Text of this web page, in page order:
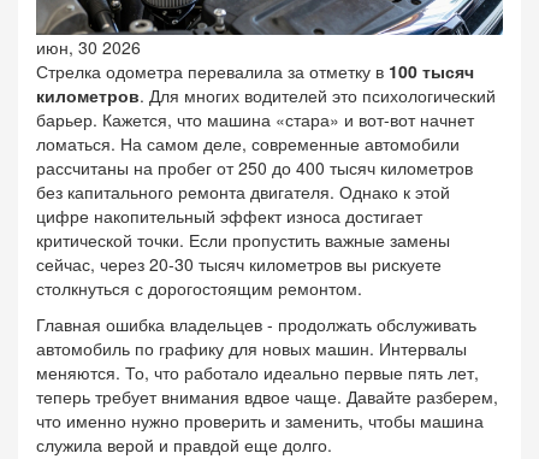
июн, 30 2026
Стрелка одометра перевалила за отметку в 100 тысяч
километров. Для многих водителей это психологический
барьер. Кажется, что машина «стара» и вот-вот начнет
ломаться. На самом деле, современные автомобили
рассчитаны на пробег от 250 до 400 тысяч километров
без капитального ремонта двигателя. Однако к этой
цифре накопительный эффект износа достигает
критической точки. Если пропустить важные замены
сейчас, через 20-30 тысяч километров вы рискуете
столкнуться с дорогостоящим ремонтом.
Главная ошибка владельцев - продолжать обслуживать
автомобиль по графику для новых машин. Интервалы
меняются. То, что работало идеально первые пять лет,
теперь требует внимания вдвое чаще. Давайте разберем,
что именно нужно проверить и заменить, чтобы машина
служила верой и правдой еще долго.